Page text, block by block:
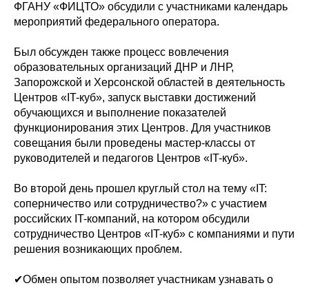
ФГАНУ «ФИЦТО» обсудили с участниками календарь
мероприятий федерального оператора.
Был обсужден также процесс вовлечения
образовательных организаций ДНР и ЛНР,
Запорожской и Херсонской областей в деятельность
Центров «IT-куб», запуск выставки достижений
обучающихся и выполнение показателей
функционирования этих Центров. Для участников
совещания были проведены мастер-классы от
руководителей и педагогов Центров «IT-куб».
Во второй день прошел круглый стол на тему «IT:
соперничество или сотрудничество?» с участием
российских IT-компаний, на котором обсудили
сотрудничество Центров «IT-куб» с компаниями и пути
решения возникающих проблем.
✔Обмен опытом позволяет участникам узнавать о